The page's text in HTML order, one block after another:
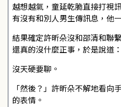
越想越氣，童延乾脆直接打視
有沒有和別人男生傳訊息，他
結果確定許昕朵沒和邵清和聯
還真的沒什麼正事，於是說道
沒天硬要聊。
「然後？」許昕朵不解地看向
的表情。